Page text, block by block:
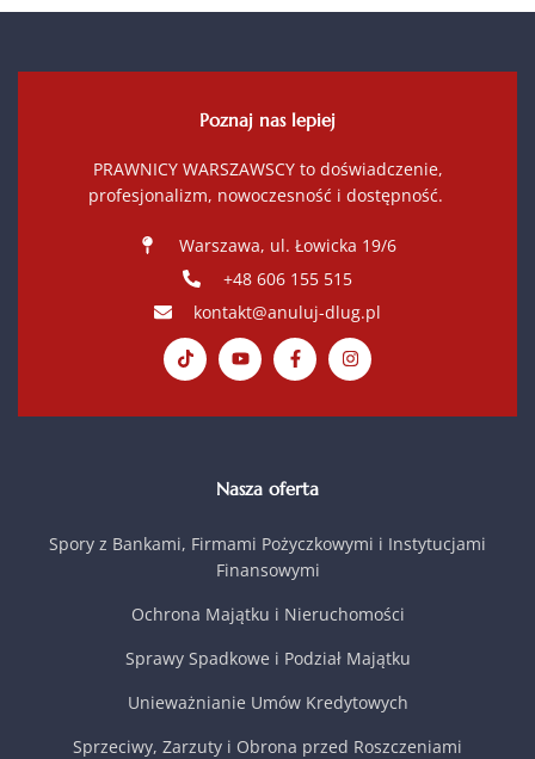
Poznaj nas lepiej
PRAWNICY WARSZAWSCY to doświadczenie,
profesjonalizm, nowoczesność i dostępność.
Warszawa, ul. Łowicka 19/6
+48 606 155 515
kontakt@anuluj-dlug.pl
Nasza oferta
Spory z Bankami, Firmami Pożyczkowymi i Instytucjami
Finansowymi
Ochrona Majątku i Nieruchomości
Sprawy Spadkowe i Podział Majątku
Unieważnianie Umów Kredytowych
Sprzeciwy, Zarzuty i Obrona przed Roszczeniami